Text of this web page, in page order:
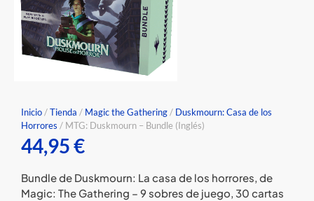
Inicio/Tienda / Magic the Gathering/ Duskmourn: Casa de los
Horrores / MTG: Duskmourn – Bundle (Inglés)
44,95€
Bundle de Duskmourn: La casa de los horrores, de
Magic: The Gathering – 9 sobres de juego, 30 cartas